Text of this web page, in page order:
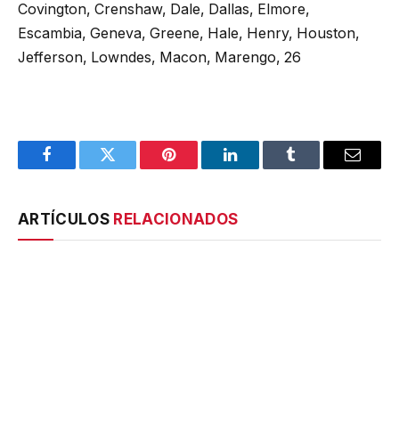
Covington, Crenshaw, Dale, Dallas, Elmore,
Escambia, Geneva, Greene, Hale, Henry, Houston,
Jefferson, Lowndes, Macon, Marengo, 26
FacebookTwitter Pinterest LinkedInTumblr Email
ARTÍCULOS RELACIONADOS